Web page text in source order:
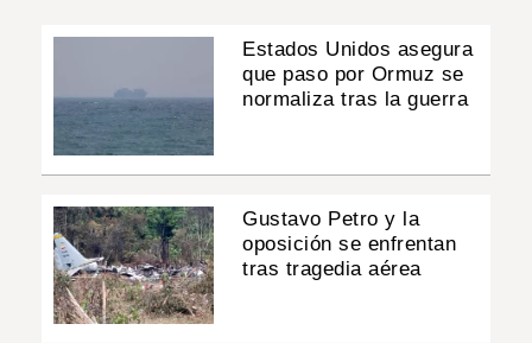
Estados Unidos asegura
que paso por Ormuz se
normaliza tras la guerra
Gustavo Petro y la
oposición se enfrentan
tras tragedia aérea